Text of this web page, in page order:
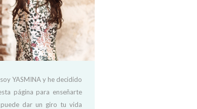
YASMINA y he decidido
página para enseñarte
dar un giro tu vida